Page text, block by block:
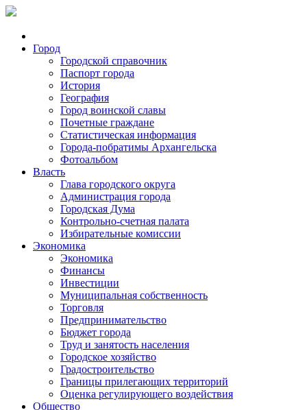
Город
Городской справочник
Паспорт города
История
География
Город воинской славы
Почетные граждане
Статистическая информация
Города-побратимы Архангельска
Фотоальбом
Власть
Глава городского округа
Администрация города
Городская Дума
Контрольно-счетная палата
Избирательные комиссии
Экономика
Экономика
Финансы
Инвестиции
Муниципальная собственность
Торговля
Предпринимательство
Бюджет города
Труд и занятость населения
Городское хозяйство
Градостроительство
Границы прилегающих территорий
Оценка регулирующего воздействия
Общество